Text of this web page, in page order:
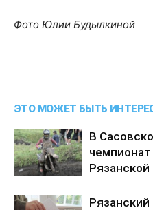
Фото Юлии Будылкиной
ЭТО МОЖЕТ БЫТЬ
В